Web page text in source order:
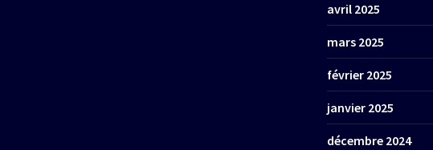
avril 2025
mars 2025
février 2025
janvier 2025
décembre 2024